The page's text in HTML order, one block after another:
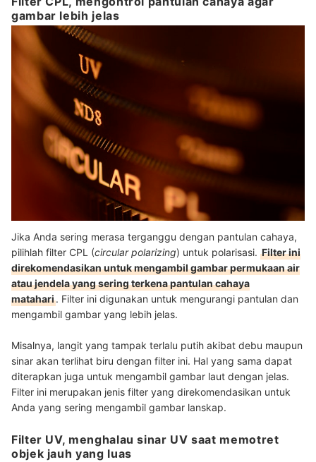
gambar lebih jelas
Jika Anda sering merasa terganggu dengan pantulan cahaya,
pilihlah filter CPL (circular polarizing) untuk polarisasi. Filter ini
direkomendasikan untuk mengambil gambar permukaan air
atau jendela yang sering terkena pantulan cahaya
matahari. Filter ini digunakan untuk mengurangi pantulan dan
mengambil gambar yang lebih jelas.
Misalnya, langit yang tampak terlalu putih akibat debu maupun
sinar akan terlihat biru dengan filter ini. Hal yang sama dapat
diterapkan juga untuk mengambil gambar laut dengan jelas.
Filter ini merupakan jenis filter yang direkomendasikan untuk
Anda yang sering mengambil gambar lanskap.
Filter UV, menghalau sinar UV saat memotret
objek jauh yang luas